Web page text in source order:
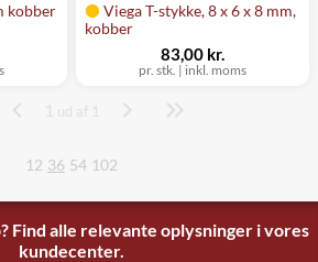
kobber
Viega T-stykke, 8 x 6 x 8 mm,
kobber
pr. stk. | inkl. moms
83,00 kr.
Side
1 ud af 1
12 36 54 102
Find alle relevante oplysninger i vores
kundecenter.